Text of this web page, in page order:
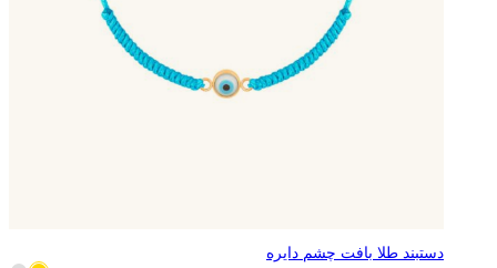
دستبند طلا بافت چشم دایره